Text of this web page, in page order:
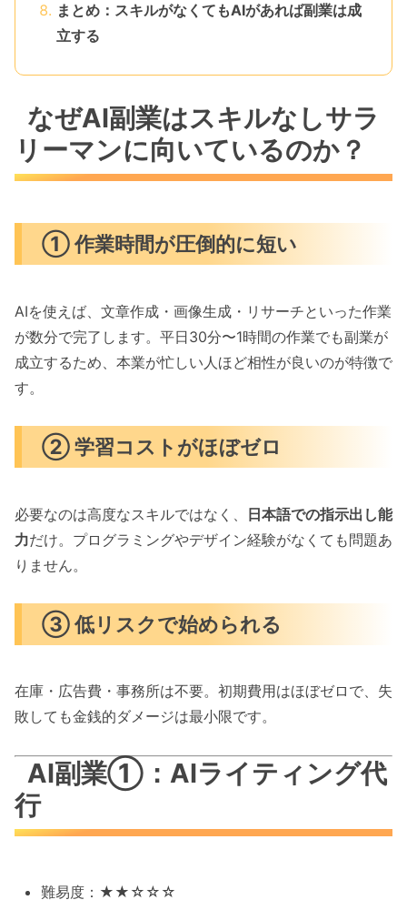
まとめ：スキルがなくてもAIがあれば副業は成
立する
なぜAI副業はスキルなしサラ
リーマンに向いているのか？
① 作業時間が圧倒的に短い
AIを使えば、文章作成・画像生成・リサーチといった作業
が数分で完了します。平日30分〜1時間の作業でも副業が
成立するため、本業が忙しい人ほど相性が良いのが特徴で
す。
② 学習コストがほぼゼロ
必要なのは高度なスキルではなく、 日本語での指示出し能
力だけ。プログラミングやデザイン経験がなくても問題あ
りません。
③ 低リスクで始められる
在庫・広告費・事務所は不要。初期費用はほぼゼロで、失
敗しても金銭的ダメージは最小限です。
AI副業①：AIライティング代
行
難易度：★★☆☆☆